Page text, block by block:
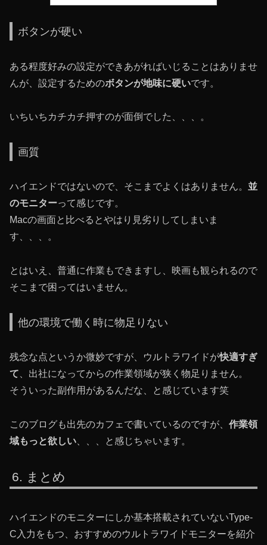
ボタンが硬い
ある程度好みの設定ができあがればいじることはありませ
んが、設定するためのボタンが地味に硬いです。
いちいちカチカチ押すのが面倒でした、、、。
画質
ハイエンドではないので、そこまでよくはありません。 並
のモニターって感じです。
Macの画面と比べるとやはり見劣りしてしまいま
す、、、。
とはいえ、普通に作業もできますし、映画も観られるので
そこまで困ってはいません。
他の環境で働く時に物足りない
残念な点というか微妙ですが、ウルトラワイドが快適すぎ
て 、出社になってからの作業領域が狭く物足りません。
そういった副作用があるんだな、と感じています笑
このブログも出先のカフェで書いているのですが、 作業領
域もっと欲しい 、、、と感じちゃいます。
まとめ
ハイエンドのモニターにしか基本搭載されていないType-
C入力をもつ、おすすめのウルトラワイドモニターを紹介